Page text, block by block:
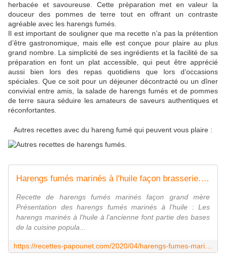
herbacée et savoureuse. Cette préparation met en valeur la
douceur des pommes de terre tout en offrant un contraste
agréable avec les harengs fumés.
Il est important de souligner que ma recette n’a pas la prétention
d’être gastronomique, mais elle est conçue pour plaire au plus
grand nombre. La simplicité de ses ingrédients et la facilité de sa
préparation en font un plat accessible, qui peut être apprécié
aussi bien lors des repas quotidiens que lors d’occasions
spéciales. Que ce soit pour un déjeuner décontracté ou un dîner
convivial entre amis, la salade de harengs fumés et de pommes
de terre saura séduire les amateurs de saveurs authentiques et
réconfortantes.
Autres recettes avec du hareng fumé qui peuvent vous plaire :
Harengs fumés marinés à l'huile façon brasserie. - Recettes de Papounet
Recette de harengs fumés marinés façon grand mère
Présentation des harengs fumés marinés à l'huile : Les
harengs marinés à l'huile à l'ancienne font partie des bases
de la cuisine popula...